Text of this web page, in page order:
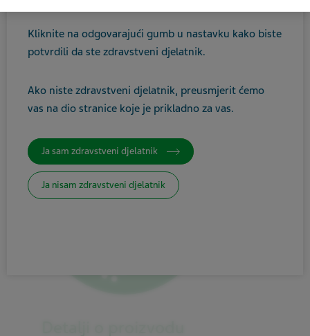
Kliknite na odgovarajući gumb u nastavku kako biste
potvrdili da ste zdravstveni djelatnik.
Ako niste zdravstveni djelatnik, preusmjerit ćemo
vas na dio stranice koje je prikladno za vas.
Ja sam zdravstveni djelatnik
Ja nisam zdravstveni djelatnik
Hospital